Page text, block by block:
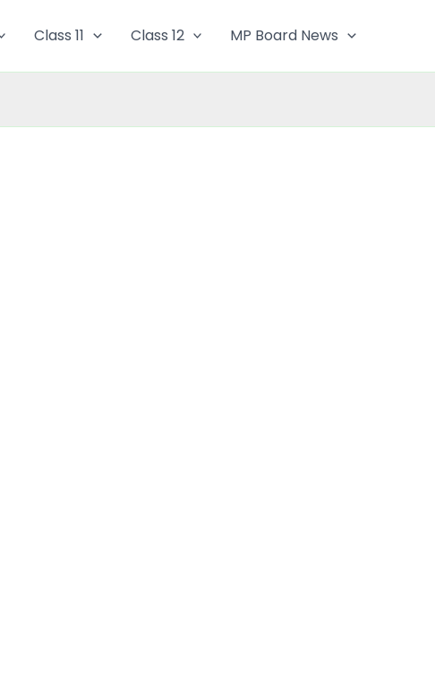
Class 11 Class 12 MP Board News